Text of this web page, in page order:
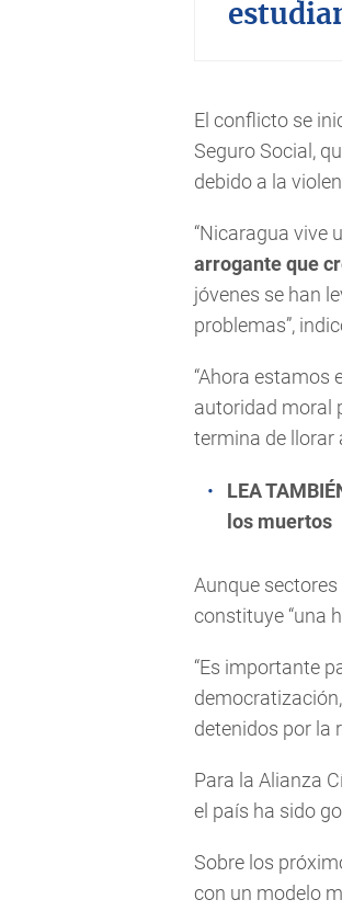
El conflicto se
Seguro Social,
debido a la
“Nicaragua vive
arrogante que
jóvenes se han
problemas”,
“Ahora estamos
autoridad moral
termina de llorar
LEA
los muertos
Aunque
constituye “una
“Es importante
detenidos por la
Para la Alianza
el país ha sido
Sobre los
con un modelo